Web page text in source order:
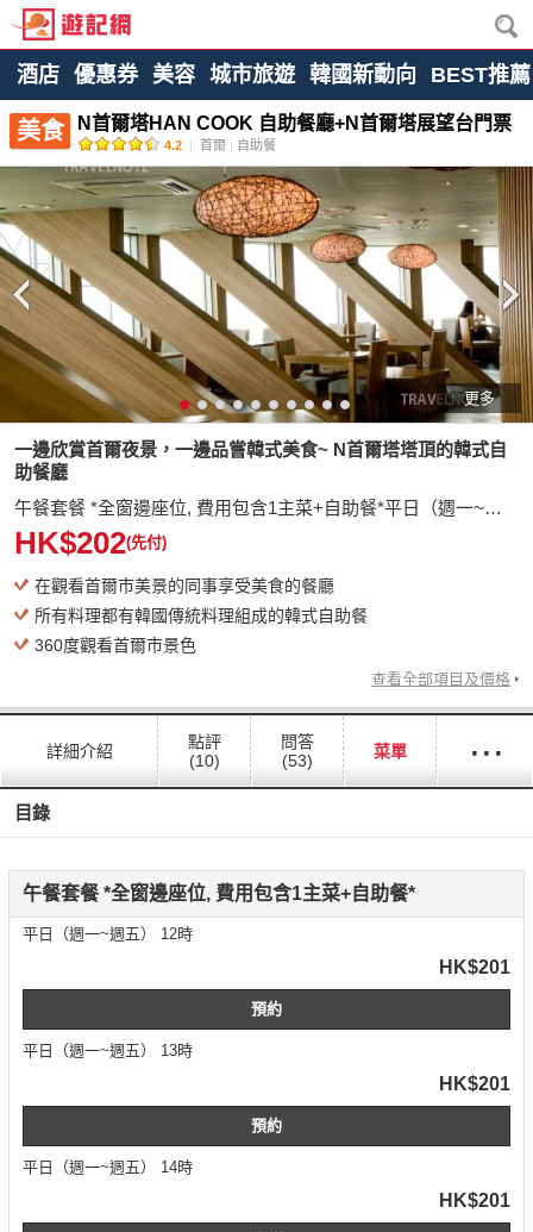
酒店 優惠券 美容 城市旅遊 韓國新動向 BEST推薦
美食 N首爾塔HAN COOK 自助餐廳+N首爾塔展望台門票
4.2 | 首爾 | 自助餐
更多
一邊欣賞首爾夜景，一邊品嘗韓式美食~ N首爾塔塔頂的韓式自
助餐廳
午餐套餐 *全窗邊座位, 費用包含1主菜+自助餐*平日（週一~週五）15時
HK$202(先付)
在觀看首爾市美景的同事享受美食的餐廳
所有料理都有韓國傳統料理組成的韓式自助餐
360度觀看首爾市景色
查看全部項目及價格
詳細介紹
點評
(10)
問答
(53)
菜單 ···
目錄
午餐套餐 *全窗邊座位, 費用包含1主菜+自助餐*
平日（週一~週五） 12時
HK$201
預約
平日（週一~週五） 13時
HK$201
預約
平日（週一~週五） 14時
HK$201